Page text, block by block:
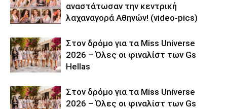
αναστάτωσαν την κεντρική
λαχαναγορά Αθηνών! (video-pics)
Στον δρόμο για τα Miss Universe
2026 – Όλες οι φιναλίστ των Gs
Hellas
Στον δρόμο για τα Miss Universe
2026 – Όλες οι φιναλίστ των Gs